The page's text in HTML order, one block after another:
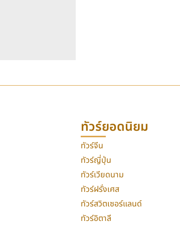
ทัวร์ยอดนิยม
ทัวร์จีน
ทัวร์ญี่ปุ่น
ทัวร์เวียดนาม
ทัวร์ฝรั่งเศส
ทัวร์สวิตเซอร์แลนด์
ทัวร์อิตาลี